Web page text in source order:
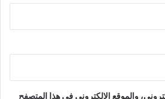
والموقع الإلكتروني في هذا المتصفح